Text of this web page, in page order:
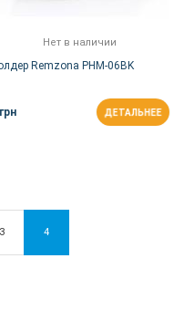
Нет в наличии
Remzona PHM-06BK
ДЕТАЛЬНЕЕ
3 4